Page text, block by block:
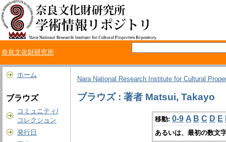
奈良文化財研究所
ホーム
ブラウズ
コミュニティ/
コレクション
発行日
Nara National Research Institute for Cultural
ブラウズ : 著者 Matsui, Takayo
移動: 0-9 A B C D E
あるいは、最初の数文